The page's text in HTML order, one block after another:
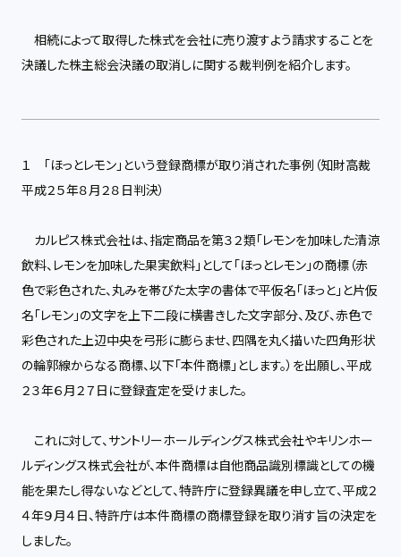
相続によって取得した株式を会社に売り渡すよう請求することを
決議した株主総会決議の取消しに関する裁判例を紹介します。
１ 「ほっとレモン」という登録商標が取り消された事例（知財高裁
平成２５年８月２８日判決）
カルピス株式会社は、指定商品を第３２類「レモンを加味した清涼
飲料、レモンを加味した果実飲料」として「ほっとレモン」の商標（赤
色で彩色された、丸みを帯びた太字の書体で平仮名「ほっと」と片仮
名「レモン」の文字を上下二段に横書きした文字部分、及び、赤色で
彩色された上辺中央を弓形に膨らませ、四隅を丸く描いた四角形状
の輪郭線からなる商標、以下「本件商標」とします。）を出願し、平成
２３年６月２７日に登録査定を受けました。
これに対して、サントリーホールディングス株式会社やキリンホー
ルディングス株式会社が、本件商標は自他商品識別標識としての機
能を果たし得ないなどとして、特許庁に登録異議を申し立て、平成２
４年９月４日、特許庁は本件商標の商標登録を取り消す旨の決定を
しました。